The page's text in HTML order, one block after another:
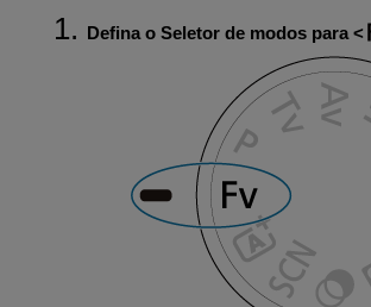
Defina o Seletor de modos para